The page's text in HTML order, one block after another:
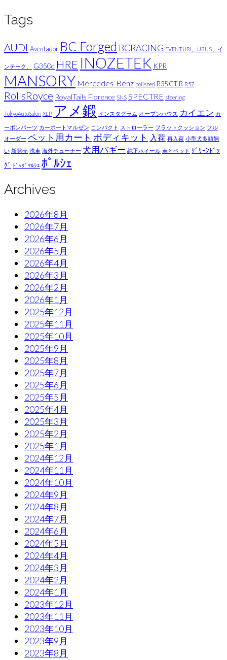
Tags
AUDI Aventador BC Forged BCRACING EVENTURI、URUS、イ
ンテーク、 G350d HRE INOZETEK KPR
MANSORY Mercedes-Benz polished R35 GT-R R57
RollsRoyce RoyalTails Florence SNS SPECTRE steering
TokyoAutoSalon XLP アメ鍛 インスタグラム オープンハウス カイエン カ
ーボンパーツ カーポートマルゼン コンパクト ストローラー フラットクッション フル
オーダー ペット用カート ボディキット 入荷 再入荷 小型犬多頭飼
い 新発売 洗車 海外チューナー 犬用バギー 純正ホイール 車とペット ｸﾞﾘｰﾝﾄﾞｯ
ｸﾞ ﾄﾞｯｸﾞﾏﾙｼｪ ﾎﾟﾙｼｪ
Archives
2026年8月
2026年7月
2026年6月
2026年5月
2026年4月
2026年3月
2026年2月
2026年1月
2025年12月
2025年11月
2025年10月
2025年9月
2025年8月
2025年7月
2025年6月
2025年5月
2025年4月
2025年3月
2025年2月
2025年1月
2024年12月
2024年11月
2024年10月
2024年9月
2024年8月
2024年7月
2024年6月
2024年5月
2024年4月
2024年3月
2024年2月
2024年1月
2023年12月
2023年11月
2023年10月
2023年9月
2023年8月